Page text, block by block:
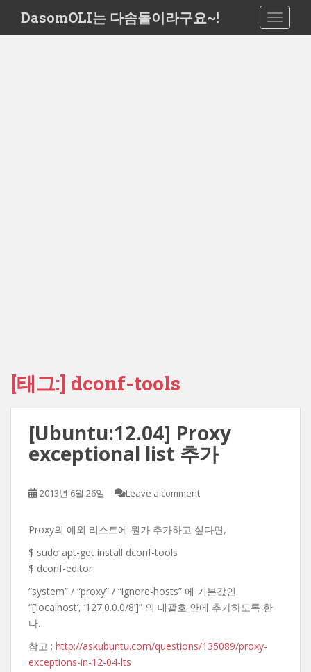
i
DasomOLI는 다솜돌이라구요~!
[태그:] dconf-tools
[Ubuntu:12.04] Proxy
exceptional list 추가
2013년 6월 26일 Leave a comment
Proxy의 예외 리스트에 뭔가 추가하고 싶다면,
$ sudo apt-get install dconf-tools
$ dconf-editor
“system” / “proxy” / “ignore-hosts” 에 기본값인
“[‘localhost’, ‘127.0.0.0/8’]” 의 대괄호 안에 추가하도록 한
다.
참고 : http://askubuntu.com/questions/135089/proxy-
exceptions-in-12-04-lts